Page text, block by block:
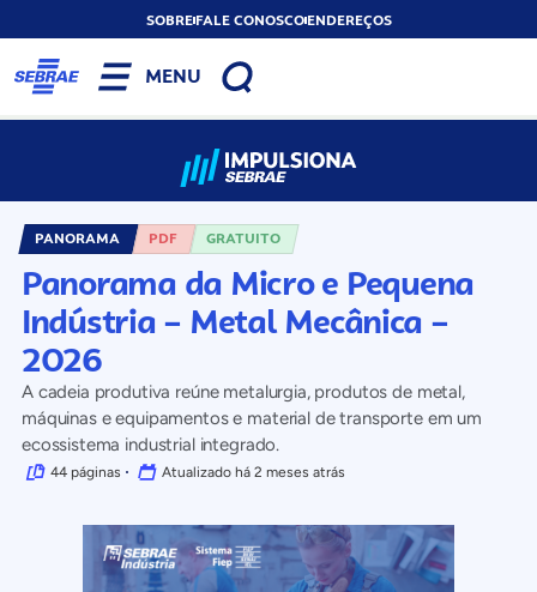
SOBREFALE CONOSCOENDEREÇOS
MENU
PANORAMA PDF GRATUITO
Panorama da Micro e Pequena
Indústria – Metal Mecânica –
2026
A cadeia produtiva reúne metalurgia, produtos de metal,
máquinas e equipamentos e material de transporte em um
ecossistema industrial integrado.
44 páginas Atualizado há 2 meses atrás